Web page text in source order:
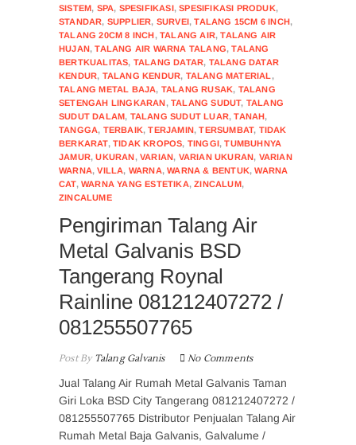
SISTEM, SPA, SPESIFIKASI,SPESIFIKASI PRODUK,
STANDAR, SUPPLIER, SURVEI,TALANG 15CM 6 INCH,
TALANG 20CM 8 INCH,TALANG AIR,TALANG AIR
HUJAN,TALANG AIR WARNA TALANG,TALANG
BERTKUALITAS, TALANG DATAR, TALANG DATAR
KENDUR, TALANG KENDUR, TALANG MATERIAL ,
TALANG METAL BAJA, TALANG RUSAK, TALANG
SETENGAH LINGKARAN,TALANG SUDUT, TALANG
SUDUT DALAM, TALANG SUDUT LUAR,TANAH,
TANGGA, TERBAIK,TERJAMIN,TERSUMBAT, TIDAK
BERKARAT,TIDAK KROPOS, TINGGI,TUMBUHNYA
JAMUR,UKURAN,VARIAN, VARIAN UKURAN, VARIAN
WARNA,VILLA, WARNA,WARNA & BENTUK,WARNA
CAT,WARNA YANG ESTETIKA,ZINCALUM,
ZINCALUME
Pengiriman Talang Air
Metal Galvanis BSD
Tangerang Roynal
Rainline 081212407272 /
081255507765
Post ByTalang Galvanis No Comments
Jual Talang Air Rumah Metal Galvanis Taman
Giri Loka BSD City Tangerang 081212407272 /
081255507765 Distributor Penjualan Talang Air
Rumah Metal Baja Galvanis, Galvalume /